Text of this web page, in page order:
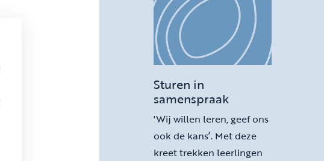
Sturen in
samenspraak
'Wij willen leren, geef ons
ook de kans’. Met deze
kreet trekken leerlingen